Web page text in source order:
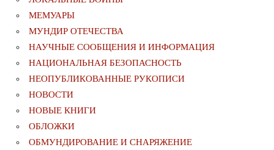
МЕМУАРЫ
МУНДИР ОТЕЧЕСТВА
НАУЧНЫЕ СООБЩЕНИЯ И ИНФОРМАЦИЯ
НАЦИОНАЛЬНАЯ БЕЗОПАСНОСТЬ
НЕОПУБЛИКОВАННЫЕ РУКОПИСИ
НОВОСТИ
НОВЫЕ КНИГИ
ОБЛОЖКИ
ОБМУНДИРОВАНИЕ И СНАРЯЖЕНИЕ